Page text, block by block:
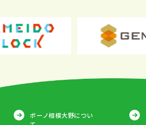
ボーノ相模大野につい